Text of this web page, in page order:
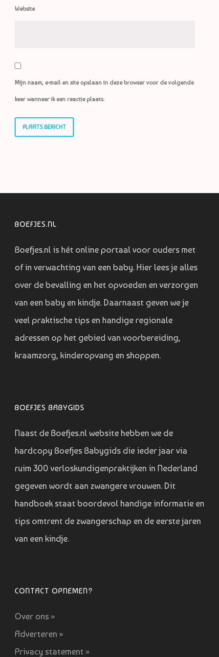
Website
Mijn naam, e-mail en site opslaan in deze browser voor de volgende
keer wanneer ik een reactie plaats.
BOEFJES.NL
Boefjes.nl is hét online portaal voor ouders met
of in verwachting van een baby. Hier lees je alles
over de bevalling en het opvoeden en verzorgen
van een baby en kindje. Daarnaast geven we je
veel praktische tips en handige regionale
adressen op het gebied van voorbereiding,
kraamzorg, kinderopvang en shoppen.
BOEFJES BABYGIDS
Naast de Boefjes.nl website hebben we de
hardcopy Boefjes Babygids die ieder jaar via
ruim 300 verloskundigenpraktijken in Nederland
gegeven wordt aan zwangere vrouwen. Dit
handboek staat boordevol handige informatie en
tips omtrent de zwangerschap en de eerste jaren
van een kindje.
CONTACT OPNEMEN?
Over ons »
Adverteren »
Privacy statement »